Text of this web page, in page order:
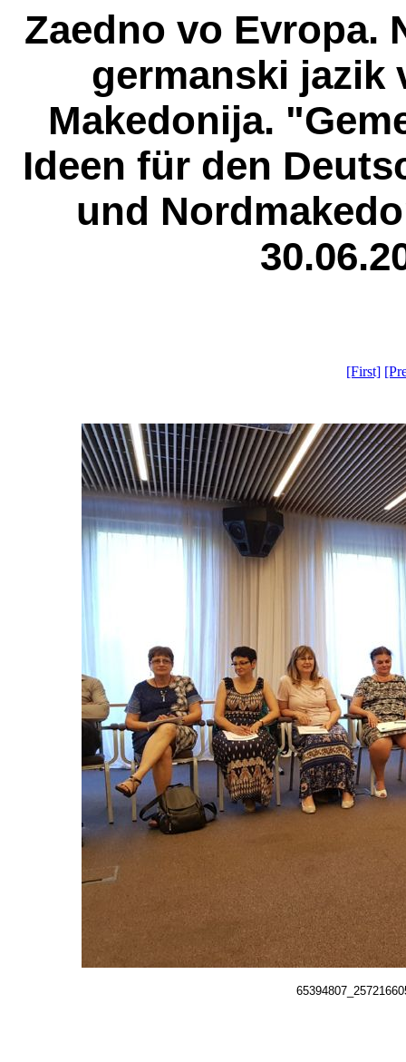
Zaedno vo Evropa.
germanski jazik
Makedonija.
Ideen für den
und
[First]